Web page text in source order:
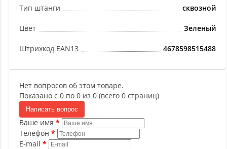
Тип штанги сквозной
Цвет Зеленый
Штрихкод EAN13 4678598515488
Нет вопросов об этом товаре.
Показано с 0 по 0 из 0 (всего 0 страниц)
Написать вопрос
Ваше имя
Телефон
E-mail